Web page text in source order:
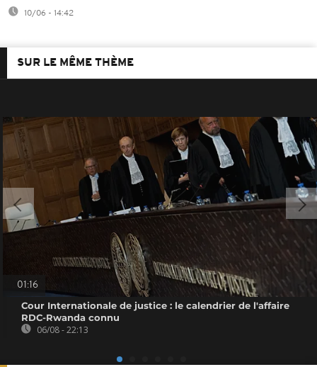
10/06 - 14:42
SUR LE MÊME THÈME
01:16
Cour Internationale de justice : le calendrier de l'affaire
RDC-Rwanda connu
06/08 - 22:13